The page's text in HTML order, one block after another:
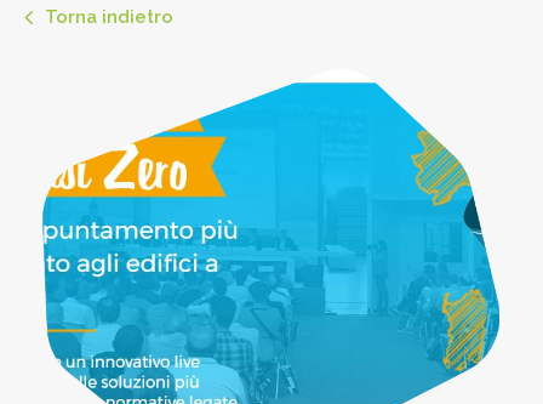
Torna indietro